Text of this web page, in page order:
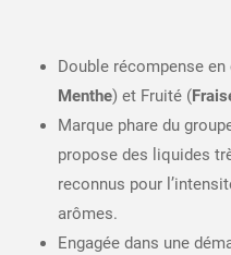
Double récompense
Menthe) et Fruité (
Marque phare du
propose des liquides
reconnus pour
arômes.
Engagée dans une